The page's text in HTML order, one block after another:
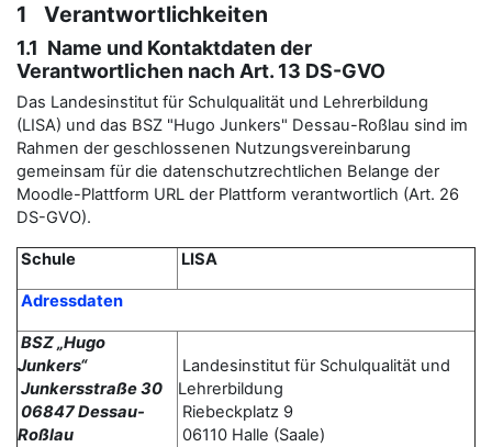
1 Verantwortlichkeiten
1.1 Name und Kontaktdaten der
Verantwortlichen nach Art. 13 DS-GVO
Das Landesinstitut für Schulqualität und Lehrerbildung
(LISA) und das BSZ "Hugo Junkers" Dessau-Roßlau sind im
Rahmen der geschlossenen Nutzungsvereinbarung
gemeinsam für die datenschutzrechtlichen Belange der
Moodle-Plattform URL der Plattform verantwortlich (Art. 26
DS-GVO).
Schule LISA
Adressdaten
BSZ „Hugo
Junkers“
Junkersstraße 30
06847 Dessau-
Roßlau
Landesinstitut für Schulqualität und
Lehrerbildung
Riebeckplatz 9
06110 Halle (Saale)